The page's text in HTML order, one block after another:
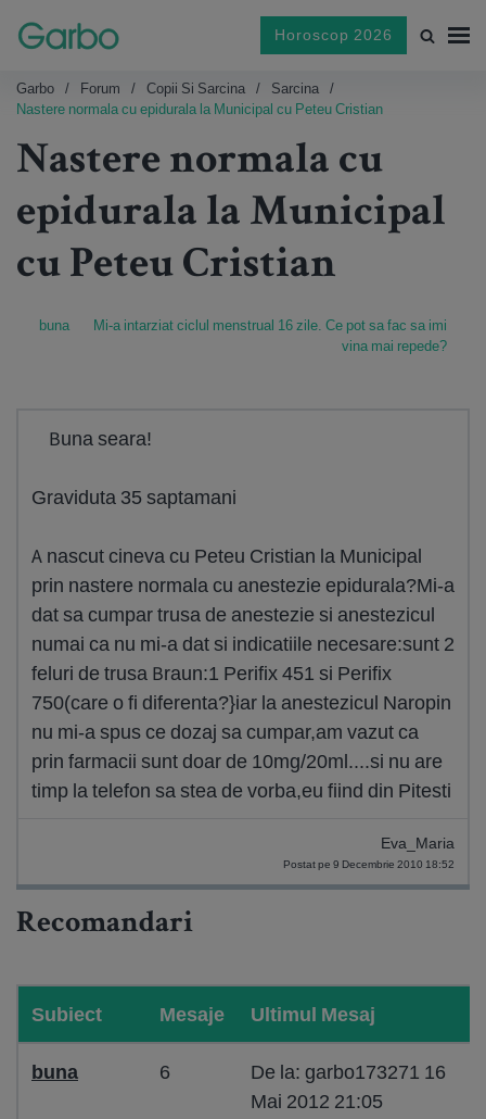
Horoscop 2026
Garbo Forum Copii Si Sarcina
Sarcina
Nastere normala cu epidurala la Municipal cu Peteu Cristian
Nastere normala cu
epidurala la Municipal
cu Peteu Cristian
buna
Mi-a intarziat ciclul menstrual 16 zile. Ce pot sa fac sa imi
vina mai repede?
Buna seara!
Graviduta 35 saptamani
A nascut cineva cu Peteu Cristian la Municipal
prin nastere normala cu anestezie epidurala?Mi-a
dat sa cumpar trusa de anestezie si anestezicul
numai ca nu mi-a dat si indicatiile necesare:sunt 2
feluri de trusa Braun:1 Perifix 451 si Perifix
750(care o fi diferenta?}iar la anestezicul Naropin
nu mi-a spus ce dozaj sa cumpar,am vazut ca
prin farmacii sunt doar de 10mg/20ml....si nu are
timp la telefon sa stea de vorba,eu fiind din Pitesti
Eva_Maria
Postat pe 9 Decembrie 2010 18:52
Recomandari
Subiect Mesaje Ultimul Mesaj
buna 6
De la: garbo173271 16
Mai 2012 21:05